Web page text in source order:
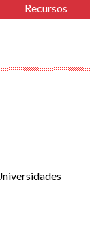
Recursos